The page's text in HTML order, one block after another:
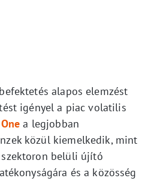
alapos elemzést
igényel a piac volatilis
a legjobban
közül kiemelkedik, mint
belüli újító
és a közösség